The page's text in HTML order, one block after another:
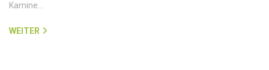
Kamine…
WEITER